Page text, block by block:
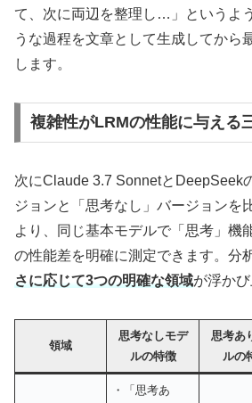
て、次に両辺を整理し…」というよ
うな過程を文章として生成してから
します。
複雑性がLRMの性能に与える
次にClaude 3.7 SonnetとDeepSeek
ジョンと「思考なし」バージョンを
より、同じ基本モデルで「思考」機
の性能差を明確に測定できます。分
さに応じて3つの明確な領域が浮かび
領域
思考なしモデ
ルの特徴
思考あ
ルの
・「思考あ